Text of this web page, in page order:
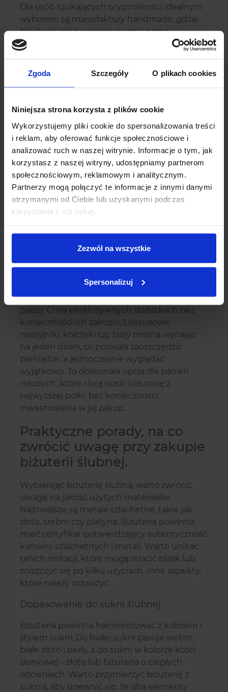
Zgoda Szczegóły O plikach cookies
Niniejsza strona korzysta z plików cookie
Wykorzystujemy pliki cookie do spersonalizowania treści
i reklam, aby oferować funkcje społecznościowe i
analizować ruch w naszej witrynie. Informacje o tym, jak
korzystasz z naszej witryny, udostępniamy partnerom
społecznościowym, reklamowym i analitycznym.
Partnerzy mogą połączyć te informacje z innymi danymi
otrzymanymi od Ciebie lub uzyskanymi podczas
korzystania z ich usług.
Zezwól na wszystkie
Spersonalizuj
Dla osób szukających oryginalności idealnym
wyborem są manufaktury handmade, gdzie
biżuteria jest tworzona ręcznie przez
rzemieślników. Ozdoby te często są
dostosować kształt lub wybrać kamienie.
Takie rozwiązanie daje pewność, że biżuteria
dopasowana do stylu panny młodej.
Sklepy internetowe i platformy
handmade
Platformy takie jak Etsy czy Showroom to
miejsca, gdzie można znaleźć ręcznie robioną
biżuterię od twórców z całego świata. Dzięki
szerokiej ofercie można wybrać modele w
różnych stylach – od minimalistycznych po
vintage i boho. Dodatkowo istnieje możliwość
zamówienia biżuterii na indywidualne
zamówienie, co pozwala na pełne
dopasowanie do ślubnej stylizacji.
Biżuteria z wypożyczalni
Wypożyczalnie biżuterii to świetna opcja, jeśli
zależy Ci na ekskluzywnych dodatkach bez
konieczności ich zakupu. Luksusowe
naszyjniki, kolczyki czy tiary można wynająć
na jeden dzień, co pozwala zaoszczędzić
pieniądze, a jednocześnie wyglądać
wyjątkowo. To doskonała opcja dla panien
młodych, które chcą nosić biżuterię z
najwyższej półki, bez konieczności
inwestowania w jej zakup.
Praktyczne porady, na co
zwrócić uwagę przy zakupie
biżuterii ślubnej.
Wybierając biżuterię ślubną, warto zwrócić
uwagę na jakość użytych materiałów.
Najtrwalsze są metale szlachetne, takie jak
złoto, srebro czy platyna. Biżuteria powinna
mieć certyfikat potwierdzający autentyczność
kamieni szlachetnych i metali. Warto unikać
tanich imitacji, które mogą stracić blask lub
zniszczyć się po kilku użyciach. Inne aspekty,
które należy rozważyć.
Dopasowanie do sukni ślubnej
Biżuteria powinna harmonizować z kolorem i
stylem sukni. Do białej sukni pasuje srebro,
białe złoto i perły, a do sukni w kolorze kości
słoniowej – złoto lub biżuteria o ciepłych
odcieniach. Warto przymierzyć biżuterię z
suknią, aby upewnić się, że oba elementy